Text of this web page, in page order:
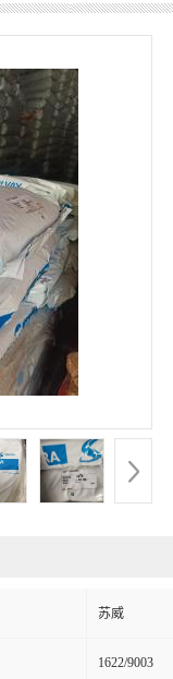
苏威
1622/9003